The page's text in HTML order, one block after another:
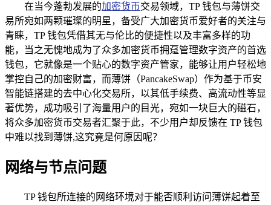
在当今蓬勃发展的加密货币交易领域，TP 钱包与薄饼交
易所宛如两颗璀璨的明星，备受广大加密货币爱好者的关注与
青睐，TP 钱包凭借其无与伦比的便捷性以及丰富多样的功
能，当之无愧地成为了众多加密货币拥趸管理数字资产的首选
钱包，它就像是一个贴心的数字资产管家，能够让用户轻松地
掌控自己的加密财富，而薄饼（PancakeSwap）作为基于币安
智能链搭建的去中心化交易所，以其低手续费、高流动性等显
著优势，成功吸引了海量用户的目光，宛如一块巨大的磁石，
将众多加密货币交易者汇聚于此，不少用户却反馈在 TP 钱包
中难以找到薄饼,这究竟是何原因呢？
网络与节点问题
TP 钱包所连接的网络环境对于能否顺利访问薄饼起着至